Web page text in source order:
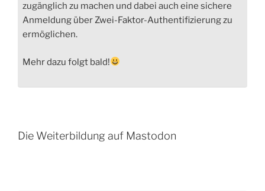
zugänglich zu machen und dabei auch eine sichere
Anmeldung über Zwei-Faktor-Authentifizierung zu
ermöglichen.
Mehr dazu folgt bald!
Die Weiterbildung auf Mastodon